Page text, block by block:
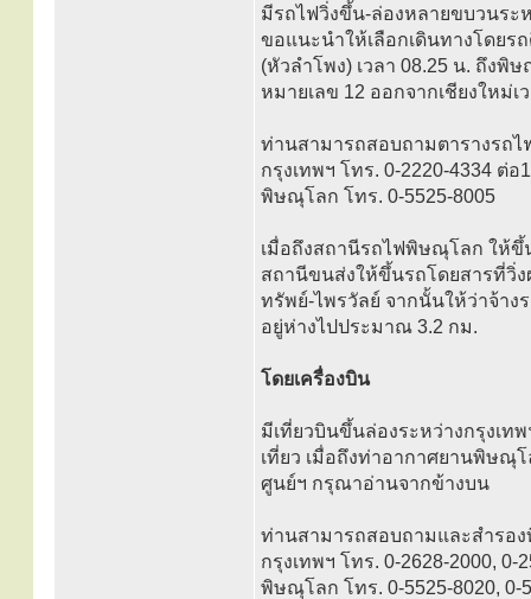
มีรถไฟวิ่งขึ้น-ล่องหลายขบวนระ
ขอแนะนำให้เลือกเดินทางโดยร
(หัวลำโพง) เวลา 08.25 น. ถึงพิ
หมายเลข 12 ออกจากเชียงใหม่
ท่านสามารถสอบถามตารางรถไ
กรุงเทพฯ โทร. 0-2220-4334 ต่อ
พิษณุโลก โทร. 0-5525-8005
เมื่อถึงสถานีรถไฟพิษณุโลก ให้ขึ้
สถานีขนส่งให้ขึ้นรถโดยสารที่วิ่
ทรัพย์-ไพรวัลย์ จากนั้นให้ว่าจ้าง
อยู่ห่างไปประมาณ 3.2 กม.
โดยเครื่องบิน
มีเที่ยวบินขึ้นล่องระหว่างกรุงเท
เที่ยว เมื่อถึงท่าอากาศยานพิษณุ
ศูนย์ฯ กรุณาอ่านจากข้างบน
ท่านสามารถสอบถามและสำรอ
กรุงเทพฯ โทร. 0-2628-2000, 0-
พิษณุโลก โทร. 0-5525-8020, 0-